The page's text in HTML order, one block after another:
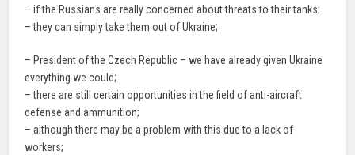
– if the Russians are really concerned about threats to their tanks;
– they can simply take them out of Ukraine;
– President of the Czech Republic – we have already given Ukraine
everything we could;
– there are still certain opportunities in the field of anti-aircraft
defense and ammunition;
– although there may be a problem with this due to a lack of
workers;